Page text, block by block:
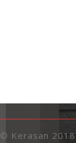
© Kerasan 2018